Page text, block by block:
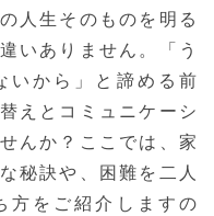
人生そのものを明る
いありません。「う
いから」と諦める前
えとコミュニケーシ
んか？ここでは、家
秘訣や、困難を二人
方をご紹介しますの